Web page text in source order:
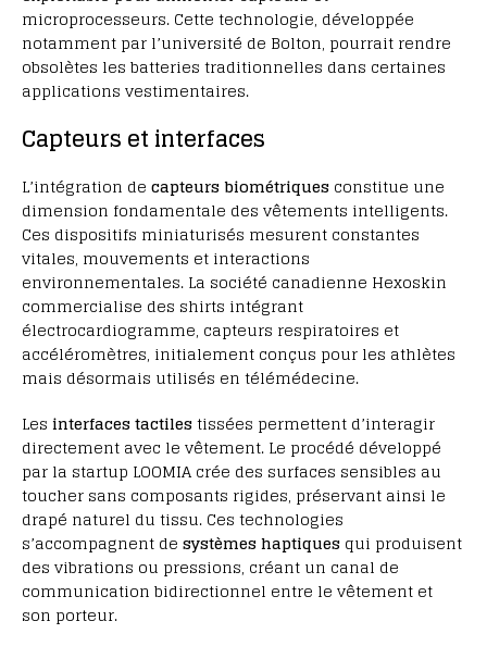
microprocesseurs. Cette technologie, développée
notamment par l’université de Bolton, pourrait rendre
obsolètes les batteries traditionnelles dans certaines
applications vestimentaires.
Capteurs et interfaces
L’intégration de capteurs biométriques constitue une
dimension fondamentale des vêtements intelligents.
Ces dispositifs miniaturisés mesurent constantes
vitales, mouvements et interactions
environnementales. La société canadienne Hexoskin
commercialise des shirts intégrant
électrocardiogramme, capteurs respiratoires et
accéléromètres, initialement conçus pour les athlètes
mais désormais utilisés en télémédecine.
Les interfaces tactilestissées permettent d’interagir
directement avec le vêtement. Le procédé développé
par la startup LOOMIA crée des surfaces sensibles au
toucher sans composants rigides, préservant ainsi le
drapé naturel du tissu. Ces technologies
s’accompagnent de systèmes haptiques qui produisent
des vibrations ou pressions, créant un canal de
communication bidirectionnel entre le vêtement et
son porteur.